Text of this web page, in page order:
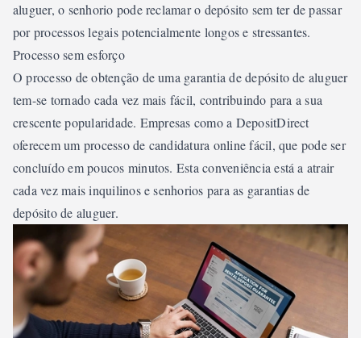
aluguer, o senhorio pode reclamar o depósito sem ter de passar
por processos legais potencialmente longos e stressantes.
Processo sem esforço
O processo de obtenção de uma garantia de depósito de aluguer
tem-se tornado cada vez mais fácil, contribuindo para a sua
crescente popularidade. Empresas como a DepositDirect
oferecem um processo de candidatura online fácil, que pode ser
concluído em poucos minutos. Esta conveniência está a atrair
cada vez mais inquilinos e senhorios para as garantias de
depósito de aluguer.